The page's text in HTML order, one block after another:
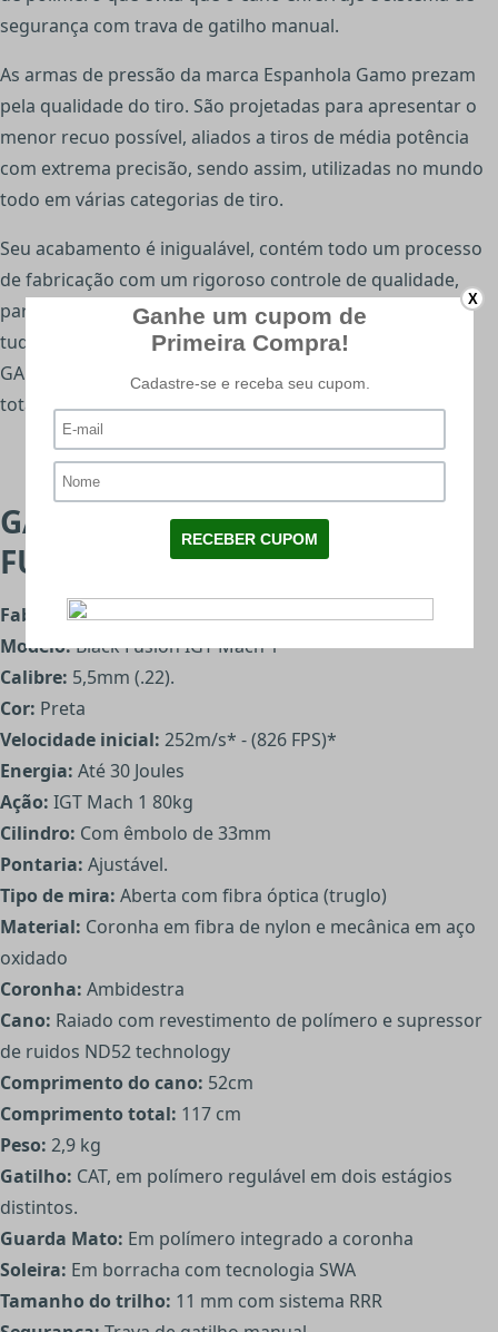
segurança com trava de gatilho manual.
As armas de pressão da marca Espanhola Gamo prezam
pela qualidade do tiro. São projetadas para apresentar o
menor recuo possível, aliados a tiros de média potência
com extrema precisão, sendo assim, utilizadas no mundo
todo em várias categorias de tiro.
Seu acabamento é inigualável, contém todo um processo
de fabricação com um rigoroso controle de qualidade,
para garantir a satisfação total do cliente final. Além de
tudo isso possui tecnologias patenteadas (IGT M1-SWA-
GAMOPOWER33-CAT-ND52technology-RRR) que fazem a
total diferença para o atirador na prática do tiro.
GAMO MACH1 IGT BLACK
FUSION - CARACTERÍSTICAS:
Fabricante:Gamo
Modelo:Black Fusion IGT Mach 1
Calibre: 5,5mm (.22).
Cor: Preta
Velocidade inicial: 252m/s* - (826 FPS)*
Energia: Até 30 Joules
Ação: IGT Mach 1 80kg
Cilindro: Com êmbolo de 33mm
Pontaria: Ajustável.
Tipo de mira: Aberta com fibra óptica (truglo)
Material: Coronha em fibra de nylon e mecânica em aço
oxidado
Coronha: Ambidestra
Cano: Raiado com revestimento de polímero e supressor
de ruidos ND52 technology
Comprimento do cano: 52cm
Comprimento total: 117 cm
Peso: 2,9 kg
Gatilho: CAT, em polímero regulável em dois estágios
distintos.
Guarda Mato: Em polímero integrado a coronha
Soleira: Em borracha com tecnologia SWA
Tamanho do trilho: 11 mm com sistema RRR
X